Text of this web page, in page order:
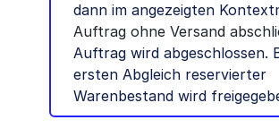
dann im angezeigten
Auftrag ohne Versand
Auftrag wird abgeschlossen.
ersten Abgleich reservierter
Warenbestand wird